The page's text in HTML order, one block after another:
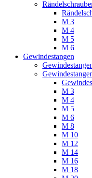
M 3
M 4
M 5
M 6
Gewindestangen
M 3
M 4
M 5
M 6
M 8
M 10
M 12
M 14
M 16
M 18